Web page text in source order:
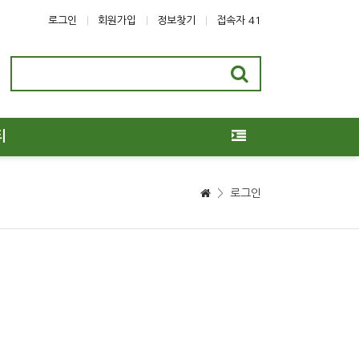
로그인 회원가입 정보찾기 접속자 41
> 로그인